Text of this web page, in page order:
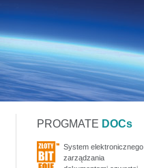
PROGMATE DOCs
System elektronicznego
zarządzania